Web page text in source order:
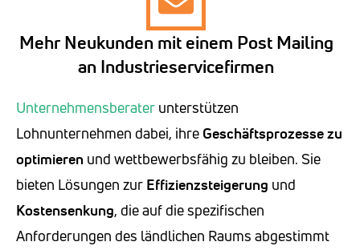
Mehr Neukunden mit einem Post Mailing
an Industrieservicefirmen
Unternehmensberater unterstützen
Lohnunternehmen dabei, ihre Geschäftsprozesse zu
optimieren und wettbewerbsfähig zu bleiben. Sie
bieten Lösungen zur Effizienzsteigerung und
Kostensenkung, die auf die spezifischen
Anforderungen des ländlichen Raums abgestimmt